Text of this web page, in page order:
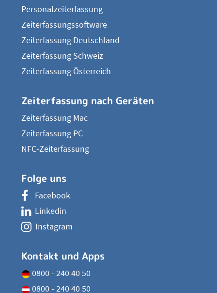
Personalzeiterfassung
Zeiterfassungssoftware
Zeiterfassung Deutschland
Zeiterfassung Schweiz
Zeiterfassung Österreich
Zeiterfassung nach Geräten
Zeiterfassung Mac
Zeiterfassung PC
NFC-Zeiterfassung
Folge uns
Facebook
Linkedin
Instagram
Kontakt und Apps
0800 - 240 40 50
0800 - 240 40 50